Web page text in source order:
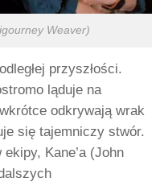
Weaver)
przyszłości.
ląduje na
odkrywają wrak
się tajemniczy stwór.
Kane’a (John